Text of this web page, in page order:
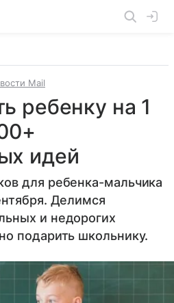
Mail
ребенку на 1
идей
для ребенка-мальчика
Делимся
и недорогих
подарить школьнику.